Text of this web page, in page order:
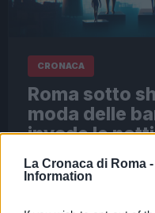
La Cronaca di Roma -
Information
CRONACA
Roma sotto
moda delle
invade le
25 Aprile 2026 - 19:21
assottigliarsi sempre